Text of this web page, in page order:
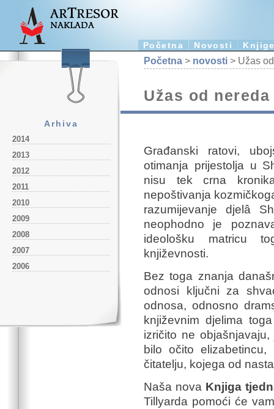
Početna Novosti
Arhiva
2014
2013
2012
2011
2010
2009
2008
2007
2006
Početna > novosti > Užas
Užas od nereda
Građanski ratovi,
otimanja prijestolja u
nisu tek crna
nepoštivanja
razumijevanje djelâ
neophodno je
ideološku matricu
književnosti.
Bez toga znanja
odnosi ključni za
odnosa, odnosno
književnim djelima
izričito ne
bilo očito
čitatelju, kojega od
Naša nova Knjiga
Tillyarda pomoći će